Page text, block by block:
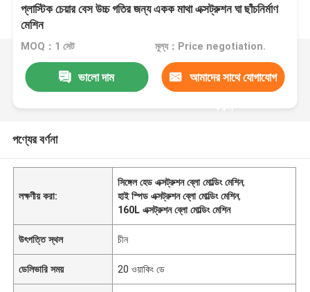
প্লাস্টিক চেয়ার বেস উচ্চ গতির জন্য একক মাথা এক্সট্রুশন ঘা ছাঁচনির্মাণ
মেশিন
MOQ：1 সেট মূল্য：Price negotiation.
ভালো দাম আমাদের সাথে যোগাযোগ
করুন
পণ্যের বর্ণনা
লক্ষণীয় করা:
সিঙ্গেল হেড এক্সট্রুশন ব্লো মোল্ডিং মেশিন,
হাই স্পিড এক্সট্রুশন ব্লো মোল্ডিং মেশিন,
160L ​​এক্সট্রুশন ব্লো মোল্ডিং মেশিন
উৎপত্তি স্থল চীন
ডেলিভারি সময় 20 ওয়াকিং ডে